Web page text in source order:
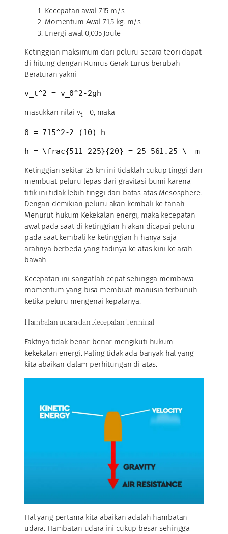
Kecepatan awal 715 m/s
Momentum Awal 71,5 kg. m/s
Energi awal 0,035 Joule
Ketinggian maksimum dari peluru secara teori dapat
di hitung dengan Rumus Gerak Lurus berubah
Beraturan yakni
v_t^2 = v_0^2-2gh
masukkan nilai vt= 0, maka
0 = 715^2-2 (10) h
h = \frac{511 225}{20} = 25 561.25 \  m
Ketinggian sekitar 25 km ini tidaklah cukup tinggi dan
membuat peluru lepas dari gravitasi bumi karena
titik ini tidak lebih tinggi dari batas atas Mesosphere.
Dengan demikian peluru akan kembali ke tanah.
Menurut hukum Kekekalan energi, maka kecepatan
awal pada saat di ketinggian h akan dicapai peluru
pada saat kembali ke ketinggian h hanya saja
arahnya berbeda yang tadinya ke atas kini ke arah
bawah.
Kecepatan ini sangatlah cepat sehingga membawa
momentum yang bisa membuat manusia terbunuh
ketika peluru mengenai kepalanya.
Hambatan udara dan Kecepatan Terminal
Faktnya tidak benar-benar mengikuti hukum
kekekalan energi. Paling tidak ada banyak hal yang
kita abaikan dalam perhitungan di atas.
Hal yang pertama kita abaikan adalah hambatan
udara. Hambatan udara ini cukup besar sehingga